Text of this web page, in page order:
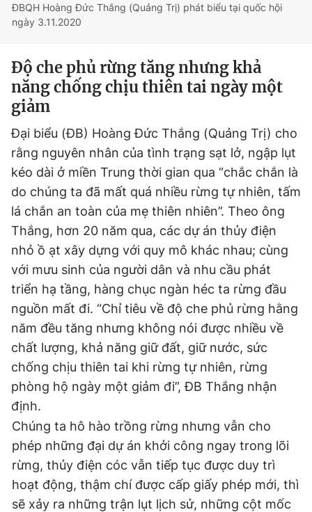
Đặt báo Quảng cáo RSS Tòa soạn Chính sách bảo
Tổng biên tập: Nguyễn Ngọc Toàn
Phó tổng biên tập thường trực: Hải Thành
Phó tổng biên tập: Lâm Hiếu Dũng
Phó tổng biên tập: Trần Việt Hưng
Tổng thư ký tòa soạn: Đức Trung
Giấy phép xuất bản số 110/GP - BTTTT cấp ngày 24.3.2020
© 2003-2026 Bản quyền thuộc về Báo Thanh Niên. Cấm sao
chép dưới mọi hình thức nếu không có sự chấp thuận bằng văn
bản. Phát triển bởi ePi Technologies, JSC.
ĐBQH Hoàng Đức Thắng (Quảng Trị) phát biểu tại quốc hội
ngày 3.11.2020
Độ che phủ rừng tăng nhưng khả
năng chống chịu thiên tai ngày một
giảm
Đại biểu (ĐB) Hoàng Đức Thắng (Quảng Trị) cho
rằng nguyên nhân của tình trạng sạt lở, ngập lụt
kéo dài ở miền Trung thời gian qua “chắc chắn là
do chúng ta đã mất quá nhiều rừng tự nhiên, tấm
lá chắn an toàn của mẹ thiên nhiên”. Theo ông
Thắng, hơn 20 năm qua, các dự án thủy điện
nhỏ ồ ạt xây dựng với quy mô khác nhau; cùng
với mưu sinh của người dân và nhu cầu phát
triển hạ tầng, hàng chục ngàn héc ta rừng đầu
nguồn mất đi. “Chỉ tiêu về độ che phủ rừng hằng
năm đều tăng nhưng không nói được nhiều về
chất lượng, khả năng giữ đất, giữ nước, sức
chống chịu thiên tai khi rừng tự nhiên, rừng
phòng hộ ngày một giảm đi”, ĐB Thắng nhận
định.
Chúng ta hô hào trồng rừng nhưng vẫn cho
phép những đại dự án khởi công ngay trong lõi
rừng, thủy điện cóc vẫn tiếp tục được duy trì
hoạt động, thậm chí được cấp giấy phép mới, thì
sẽ xảy ra những trận lụt lịch sử, những cột mốc